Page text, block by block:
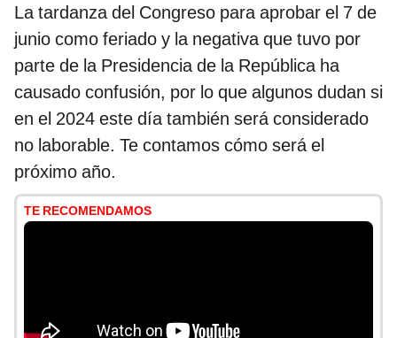
La tardanza del Congreso para aprobar el 7 de
junio como feriado y la negativa que tuvo por
parte de la Presidencia de la República ha
causado confusión, por lo que algunos dudan si
en el 2024 este día también será considerado
no laborable. Te contamos cómo será el
próximo año.
TE RECOMENDAMOS